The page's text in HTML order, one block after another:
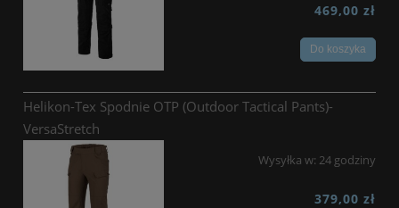
469,00 zł
Do koszyka
Helikon-Tex Spodnie OTP (Outdoor Tactical Pants)-
VersaStretch
Wysyłka w: 24 godziny
379,00 zł